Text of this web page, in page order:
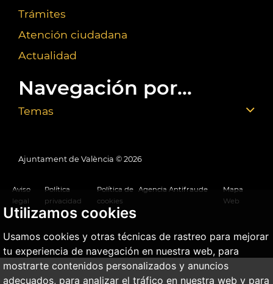
Utilizamos cookies
Usamos cookies y otras técnicas de rastreo para mejorar
tu experiencia de navegación en nuestra web, para
mostrarte contenidos personalizados y anuncios
adecuados, para analizar el tráfico en nuestra web y para
Trámites
Atención ciudadana
Actualidad
Navegación por...
Temas
Ajuntament de València © 2026
Aviso
legal
Política
privacidad
Política de
cookies
Agencia Antifraude
Mapa
Web